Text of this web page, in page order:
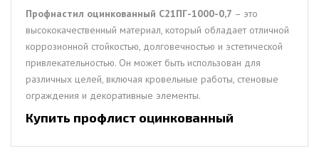
Профнастил оцинкованный С21ПГ-1000-0,7 – это
высококачественный материал, который обладает отличной
коррозионной стойкостью, долговечностью и эстетической
привлекательностью. Он может быть использован для
различных целей, включая кровельные работы, стеновые
ограждения и декоративные элементы.
Купить профлист оцинкованный